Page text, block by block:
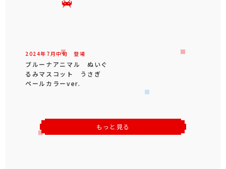
2024年 7 月中旬 登場
ブルーナアニマル ぬいぐ
るみマスコット うさぎ
ペールカラーver.
もっと見る